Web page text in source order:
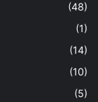
(48)
(1)
(14)
(10)
(5)